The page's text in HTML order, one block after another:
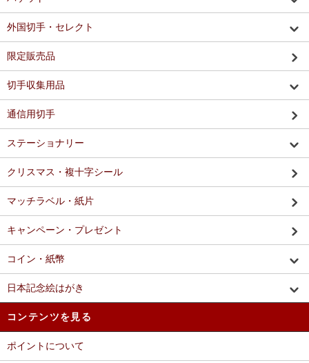
外国切手・セレクト
限定販売品
切手収集用品
通信用切手
ステーショナリー
クリスマス・複十字シール
マッチラベル・紙片
キャンペーン・プレゼント
コイン・紙幣
日本記念絵はがき
コンテンツを見る
ポイントについて